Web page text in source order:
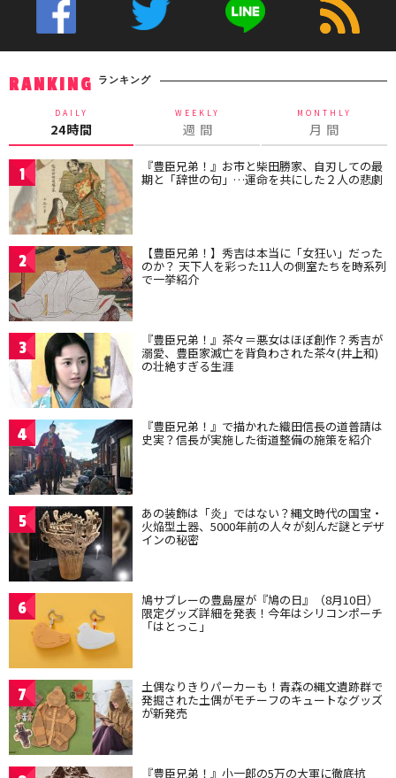
RANKING ランキング
DAILY
24時間
WEEKLY
週 間
MONTHLY
月 間
1 『豊臣兄弟！』お市と柴田勝家、自刃しての最
期と「辞世の句」…運命を共にした２人の悲劇
2 【豊臣兄弟！】秀吉は本当に「女狂い」だった
のか？ 天下人を彩った11人の側室たちを時系列
で一挙紹介
3 『豊臣兄弟！』茶々＝悪女はほぼ創作？秀吉が
溺愛、豊臣家滅亡を背負わされた茶々(井上和)
の壮絶すぎる生涯
4 『豊臣兄弟！』で描かれた織田信長の道普請は
史実？信長が実施した街道整備の施策を紹介
5 あの装飾は「炎」ではない？縄文時代の国宝・
火焔型土器、5000年前の人々が刻んだ謎とデザ
インの秘密
6 鳩サブレーの豊島屋が『鳩の日』（8月10日）
限定グッズ詳細を発表！今年はシリコンポーチ
「はとっこ」
7 土偶なりきりパーカーも！青森の縄文遺跡群で
発掘された土偶がモチーフのキュートなグッズ
が新発売
『豊臣兄弟！』小一郎の5万の大軍に徹底抗